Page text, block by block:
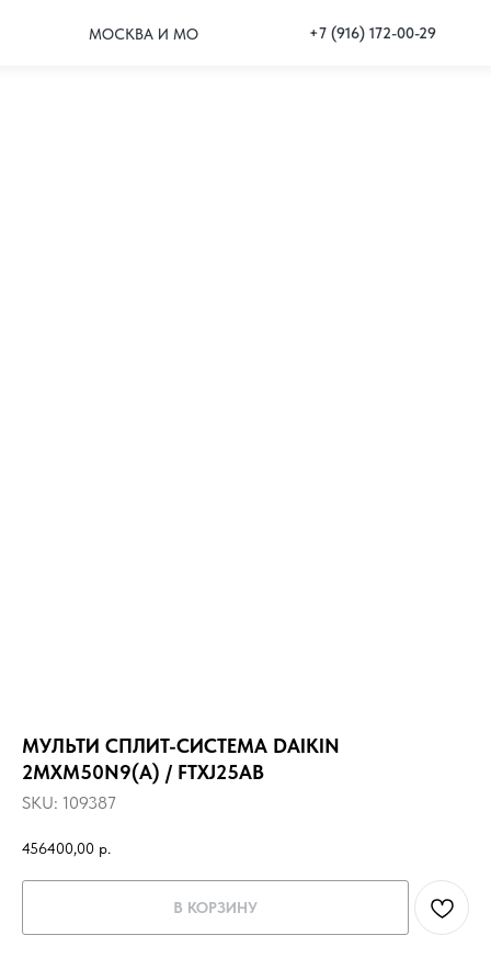
МОСКВА И МО +7 (916) 172-00-29
МУЛЬТИ СПЛИТ-СИСТЕМА DAIKIN
2MXM50N9(A) / FTXJ25AB
SKU: 109387
456400,00 р.
В КОРЗИНУ